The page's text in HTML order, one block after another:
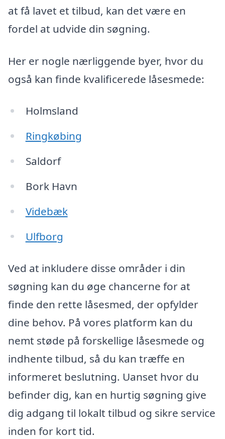
at få lavet et tilbud, kan det være en
fordel at udvide din søgning.
Her er nogle nærliggende byer, hvor du
også kan finde kvalificerede låsesmede:
Holmsland
Ringkøbing
Saldorf
Bork Havn
Videbæk
Ulfborg
Ved at inkludere disse områder i din
søgning kan du øge chancerne for at
finde den rette låsesmed, der opfylder
dine behov. På vores platform kan du
nemt støde på forskellige låsesmede og
indhente tilbud, så du kan træffe en
informeret beslutning. Uanset hvor du
befinder dig, kan en hurtig søgning give
dig adgang til lokalt tilbud og sikre service
inden for kort tid.